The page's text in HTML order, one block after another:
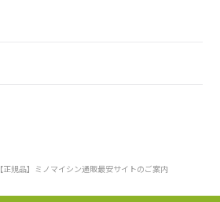
【正規品】ミノマイシン通販最安サイトのご案内